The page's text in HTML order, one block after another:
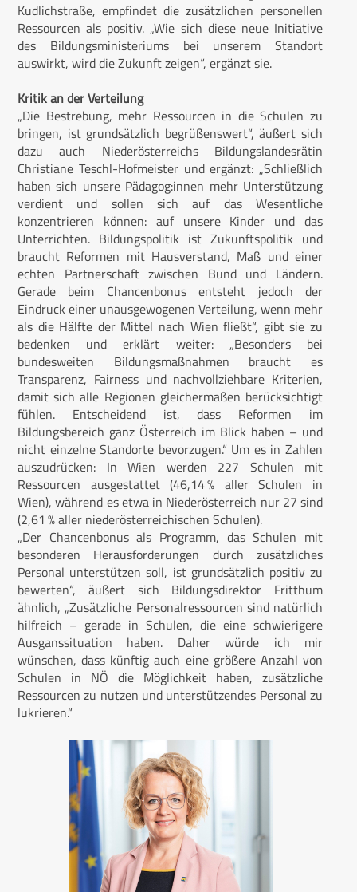
Kudlichstraße, empfindet die zusätzlichen personellen
Ressourcen als positiv. „Wie sich diese neue Initiative
des Bildungsministeriums bei unserem Standort
auswirkt, wird die Zukunft zeigen“, ergänzt sie.
Kritik an der Verteilung
„Die Bestrebung, mehr Ressourcen in die Schulen zu
bringen, ist grundsätzlich begrüßenswert“, äußert sich
dazu auch Niederösterreichs Bildungslandesrätin
Christiane Teschl-Hofmeister und ergänzt: „Schließlich
haben sich unsere Pädagog:innen mehr Unterstützung
verdient und sollen sich auf das Wesentliche
konzentrieren können: auf unsere Kinder und das
Unterrichten. Bildungspolitik ist Zukunftspolitik und
braucht Reformen mit Hausverstand, Maß und einer
echten Partnerschaft zwischen Bund und Ländern.
Gerade beim Chancenbonus entsteht jedoch der
Eindruck einer unausgewogenen Verteilung, wenn mehr
als die Hälfte der Mittel nach Wien fließt“, gibt sie zu
bedenken und erklärt weiter: „Besonders bei
bundesweiten Bildungsmaßnahmen braucht es
Transparenz, Fairness und nachvollziehbare Kriterien,
damit sich alle Regionen gleichermaßen berücksichtigt
fühlen. Entscheidend ist, dass Reformen im
Bildungsbereich ganz Österreich im Blick haben – und
nicht einzelne Standorte bevorzugen.“ Um es in Zahlen
auszudrücken: In Wien werden 227 Schulen mit
Ressourcen ausgestattet (46,14 % aller Schulen in
Wien), während es etwa in Niederösterreich nur 27 sind
(2,61 % aller niederösterreichischen Schulen).
„Der Chancenbonus als Programm, das Schulen mit
besonderen Herausforderungen durch zusätzliches
Personal unterstützen soll, ist grundsätzlich positiv zu
bewerten“, äußert sich Bildungsdirektor Fritthum
ähnlich, „Zusätzliche Personalressourcen sind natürlich
hilfreich – gerade in Schulen, die eine schwierigere
Ausganssituation haben. Daher würde ich mir
wünschen, dass künftig auch eine größere Anzahl von
Schulen in NÖ die Möglichkeit haben, zusätzliche
Ressourcen zu nutzen und unterstützendes Personal zu
lukrieren.“